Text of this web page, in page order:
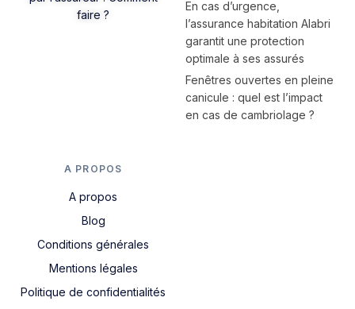
faire ?
En cas d’urgence,
l’assurance habitation Alabri
garantit une protection
optimale à ses assurés
Fenêtres ouvertes en pleine
canicule : quel est l’impact
en cas de cambriolage ?
A PROPOS
A propos
Blog
Conditions générales
Mentions légales
Politique de confidentialités